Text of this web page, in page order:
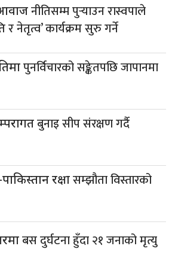
नीतिसम्म पुर्‍याउन रास्वपाले
र नेतृत्व’ कार्यक्रम सुरु गर्ने
पुनर्विचारको सङ्केतपछि जापानमा
बुनाइ सीप संरक्षण गर्दै
रक्षासम्झौता विस्तारको
बस दुर्घटना हुँदा २१ जनाको मृत्यु